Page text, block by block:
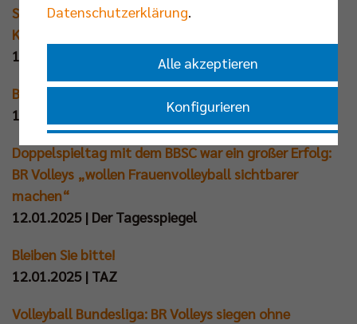
Strukturelle Aufbauhilfe aus Charlottenburg für
Köpenicker Volleyballerinnen
12.01.2025 | Berliner Zeitung
BR Volleys starten mit Sieg gegen Karlsruhe ins Jahr
12.01.2025 | rbb24 (mit Video)
Doppelspieltag mit dem BBSC war ein großer Erfolg:
BR Volleys „wollen Frauenvolleyball sichtbarer
machen“
12.01.2025 | Der Tagesspiegel
Bleiben Sie bitte!
12.01.2025 | TAZ
Volleyball Bundesliga: BR Volleys siegen ohne
Datenschutzerklärung
Alle akzeptieren
Konfigurieren
Nur essenzielle Cookies akzeptieren